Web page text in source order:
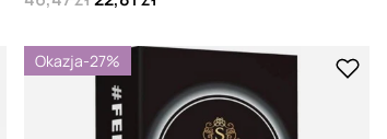
Okazja-27%